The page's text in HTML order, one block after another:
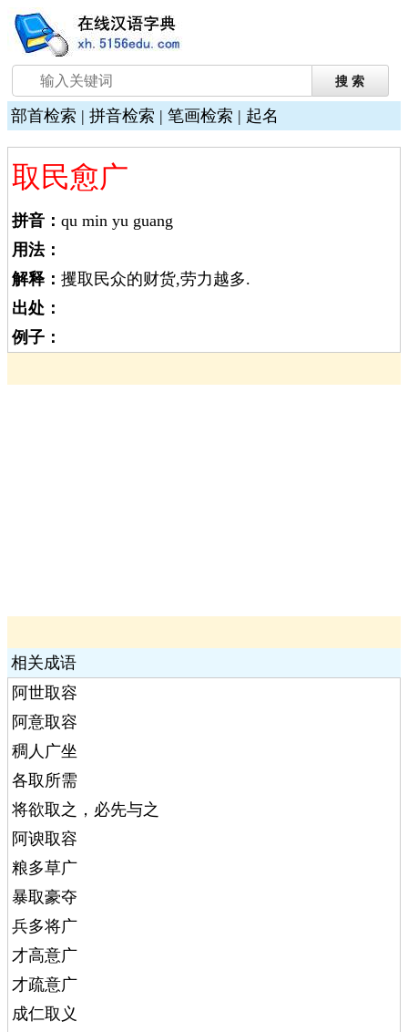
部首检索 | 拼音检索 | 笔画检索 | 起名
取民愈广
拼音： qu min yu guang
用法：
解释： 攫取民众的财货,劳力越多.
出处：
例子：
相关成语
阿世取容
阿意取容
稠人广坐
各取所需
将欲取之，必先与之
阿谀取容
粮多草广
暴取豪夺
兵多将广
才高意广
才疏意广
成仁取义